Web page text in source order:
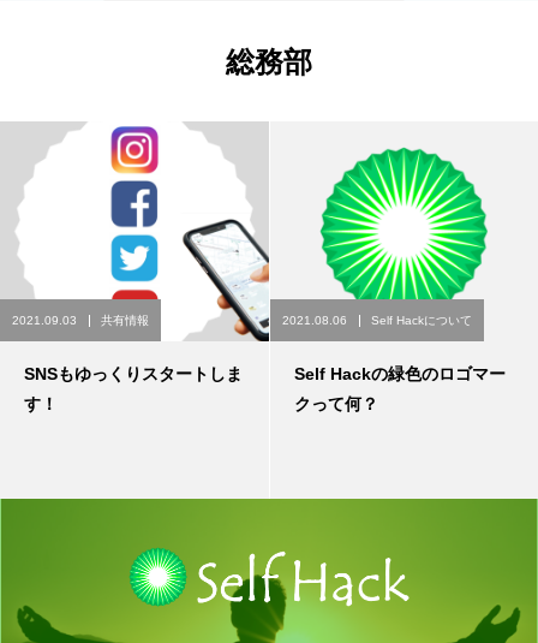
総務部
2021.09.03 共有情報
SNSもゆっくりスタートしま
す！
2021.08.06 Self Hackについて
Self Hackの緑色のロゴマー
クって何？